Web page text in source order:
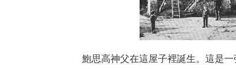
鮑思高神父在這屋子裡誕生。這是